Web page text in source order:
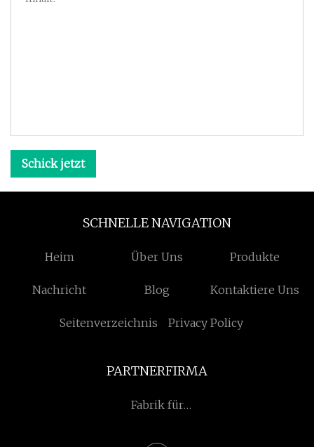
Schick jetzt
SCHNELLE NAVIGATION
Heim Über Uns Produkte
Nachricht Blog Kontaktiere Uns
Seitenverzeichnis Privacy Policy
PARTNERFIRMA
Fabrik für